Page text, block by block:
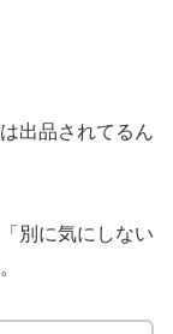
出品されてるん
別に気にしない